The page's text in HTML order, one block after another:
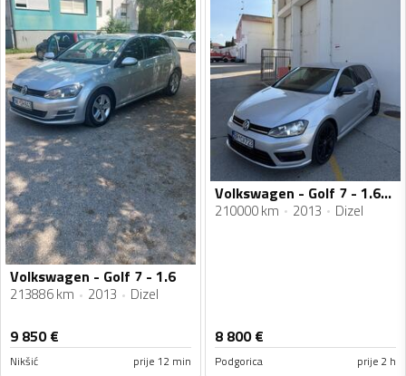
Volkswagen - Golf 7 - 1.6
213886 km 2013 Dizel
9 850€
Nikšić prije 12 min
Volkswagen - Golf 7 - 1.6TDI
210000 km 2013 Dizel
8 800€
Podgorica prije 2 h